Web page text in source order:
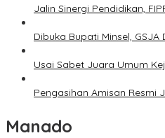
Jalin Sinergi Pendidikan,
Dibuka Bupati Minsel,
Usai Sabet Juara Umum
Pengasihan Amisan Resmi
Manado